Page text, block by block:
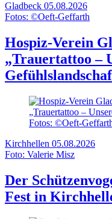
Gladbeck 05.08.2026
Fotos: ©Oeft-Geffarth
Hospiz-Verein
„Trauertattoo –
Fotos: ©Oeft-
Kirchhellen 05.08.2026
Foto: Valerie Misz
Der
Fest in